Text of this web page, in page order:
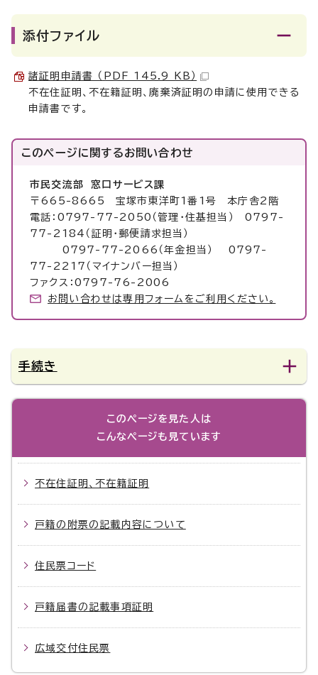
添付ファイル
諸証明申請書 （PDF 145.9 KB）
不在住証明、不在籍証明、廃棄済証明の申請に使用できる
申請書です。
このページに関するお問い合わせ
市民交流部 窓口サービス課
〒665-8665 宝塚市東洋町1番1号 本庁舎2階
電話：0797-77-2050（管理・住基担当） 0797-
77-2184（証明・郵便請求担当）
0797-77-2066（年金担当） 0797-
77-2217（マイナンバー担当）
ファクス：0797-76-2006
お問い合わせは専用フォームをご利用ください。
手続き
このページを見た人は
こんなページも見ています
不在住証明、不在籍証明
戸籍の附票の記載内容について
住民票コード
戸籍届書の記載事項証明
広域交付住民票